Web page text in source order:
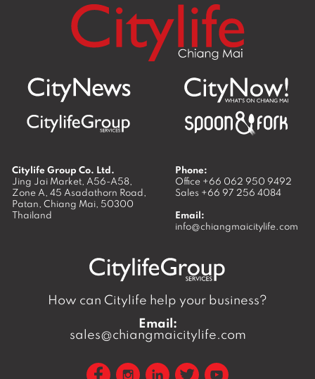
Citylife Group Co. Ltd.
Jing Jai Market, A56-A58,
Zone A, 45 Asadathorn Road,
Patan, Chiang Mai, 50300
Thailand
Phone:
Office +66 062 950 9492
Sales +66 97 256 4084
Email:
info@chiangmaicitylife.com
How can Citylife help your business?
Email:
sales@chiangmaicitylife.com